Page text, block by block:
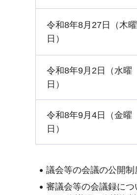
令和8年8月27日（木曜
日）
令和8年9月2日（水曜
日）
令和8年9月4日（金曜
日）
議会等の会議の公開制
審議会等の会議録につ